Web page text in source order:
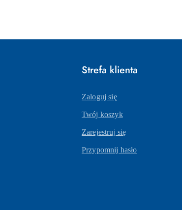
Strefa klienta
Zaloguj się
Twój koszyk
Zarejestruj się
Przypomnij hasło